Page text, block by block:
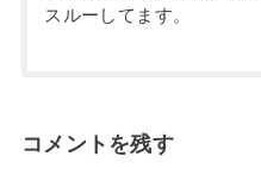
スルーしてます。
コメントを残す